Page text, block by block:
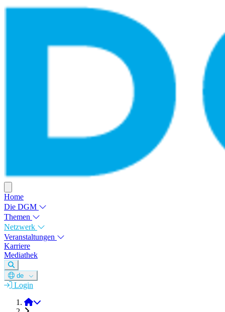
Home
Die DGM
Themen
Netzwerk
Veranstaltungen
Karriere
Mediathek
de
Login
DGM e.V.